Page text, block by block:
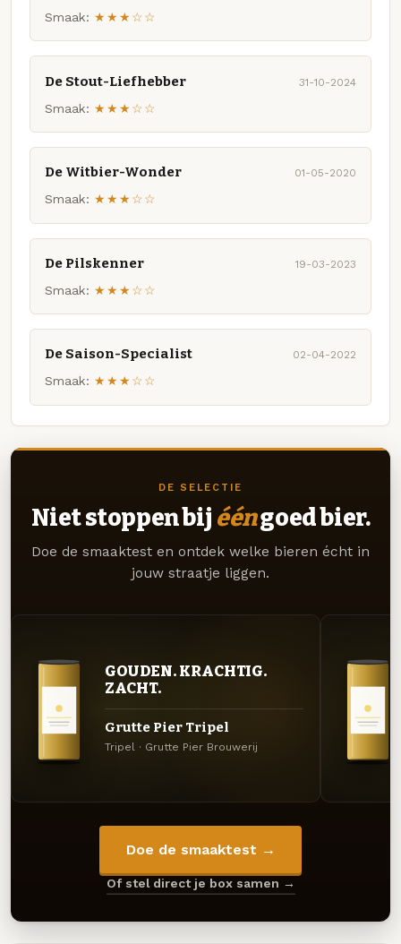
Smaak: ★★★☆☆
De Stout-Liefhebber 31-10-2024
Smaak: ★★★☆☆
De Witbier-Wonder 01-05-2020
Smaak: ★★★☆☆
De Pilskenner 19-03-2023
Smaak: ★★★☆☆
De Saison-Specialist 02-04-2022
Smaak: ★★★☆☆
DE SELECTIE
Niet stoppen bij ééngoed bier.
Doe de smaaktest en ontdek welke bieren écht in
jouw straatje liggen.
GOUDEN. KRACHTIG.
ZACHT.
Grutte Pier Tripel
Tripel · Grutte Pier Brouwerij
Doe de smaaktest →
Of stel direct je box samen →